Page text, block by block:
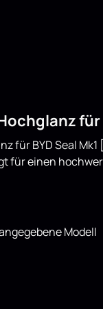
für
für BYD Seal
für einen
Modell